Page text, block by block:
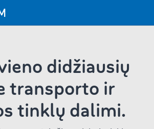
didžiausių
transporto ir
tinklų dalimi.